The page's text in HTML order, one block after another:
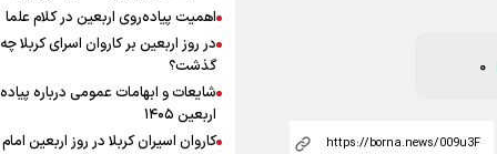
ازهوش مصنوعی تا طلای مجازی/
نگاه بدبینانه هم نتایج هانگژو را در
تکرار می‌کنیم+ فیلم
امیررضا غلامی، ملی پوش تکواندو :
روی مسابقات پاکستان است نه بازی
آسیایی
اهمیت پیاده‌روی اربعین در کلام علما
در روز اربعین بر کاروان اسرای کربلا چه
گذشت؟
شایعات و ابهامات عمومی درباره
اربعین ۱۴۰۵
کاروان اسیران کربلا در روز اربعین